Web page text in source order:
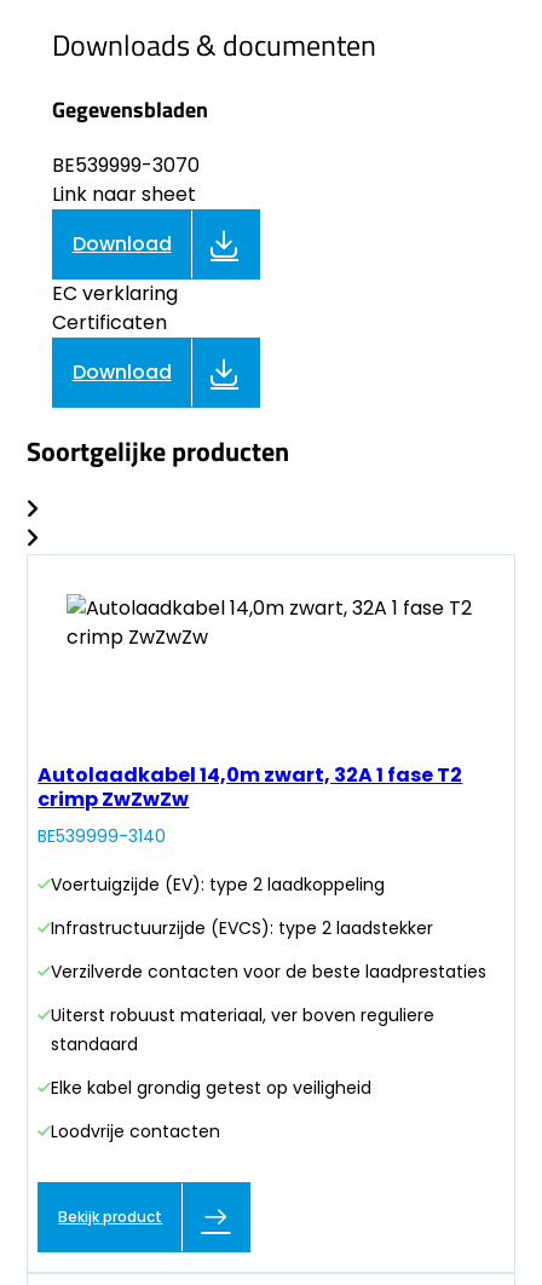
Downloads & documenten
Gegevensbladen
BE539999-3070
Link naar sheet
Download
EC verklaring
Certificaten
Download
Soortgelijke producten
Autolaadkabel 14,0m zwart, 32A 1 fase T2
crimp ZwZwZw
BE539999-3140
Voertuigzijde (EV): type 2 laadkoppeling
Infrastructuurzijde (EVCS): type 2 laadstekker
Verzilverde contacten voor de beste laadprestaties
Uiterst robuust materiaal, ver boven reguliere
standaard
Elke kabel grondig getest op veiligheid
Loodvrije contacten
Bekijk product